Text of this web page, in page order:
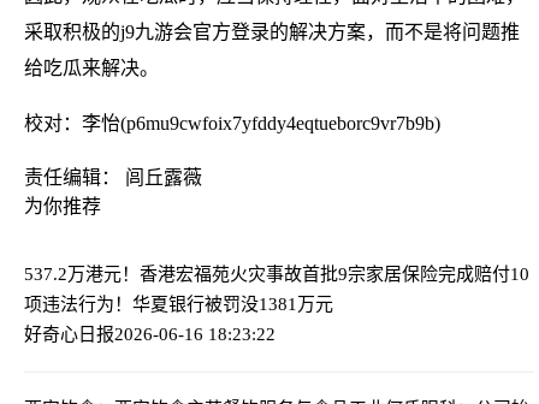
采取积极的j9九游会官方登录的解决方案，而不是将问题推
给吃瓜来解决。
校对：李怡(p6mu9cwfoix7yfddy4eqtueborc9vr7b9b)
责任编辑： 闾丘露薇
为你推荐
537.2万港元！香港宏福苑火灾事故首批9宗家居保险完成赔付10
项违法行为！华夏银行被罚没1381万元
好奇心日报2026-06-16 18:23:22